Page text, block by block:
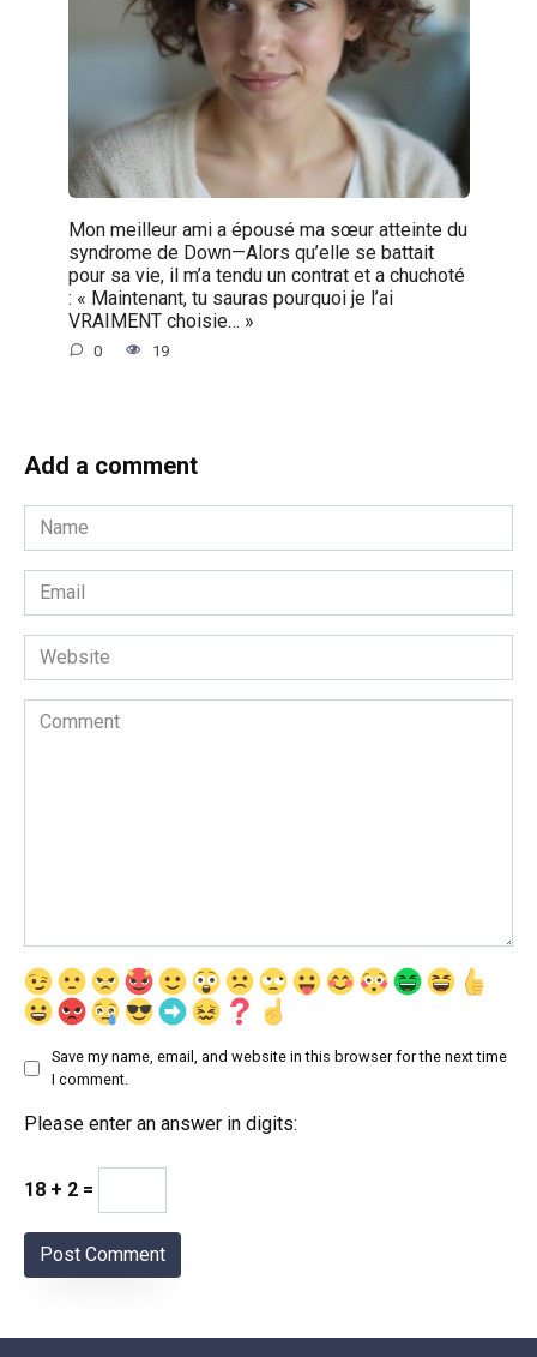
Mon meilleur ami a épousé ma sœur atteinte du
syndrome de Down—Alors qu’elle se battait
pour sa vie, il m’a tendu un contrat et a chuchoté
: « Maintenant, tu sauras pourquoi je l’ai
VRAIMENT choisie… »
0 19
Add a comment
Name
*
Email
*
Website
Comment
Save my name, email, and website in this browser for the next time
I comment.
Please enter an answer in digits:
18 + 2 =